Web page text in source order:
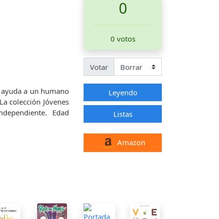
a un humano
colección Jóvenes
Edad
0
0 votos
Votar
Leyendo
Listas
Amazon